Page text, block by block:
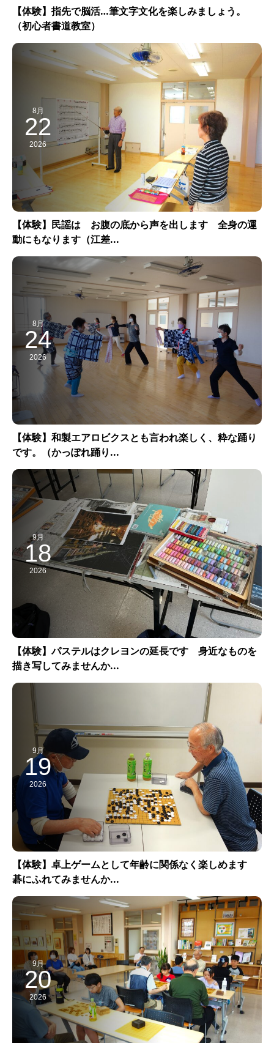
【体験】指先で脳活…筆文字文化を楽しみましょう。
（初心者書道教室）
8月
22
2026
【体験】民謡は お腹の底から声を出します 全身の運
動にもなります（江差...
8月
24
2026
【体験】和製エアロビクスとも言われ楽しく、粋な踊り
です。（かっぽれ踊り...
9月
18
2026
【体験】パステルはクレヨンの延長です 身近なものを
描き写してみませんか...
9月
19
2026
【体験】卓上ゲームとして年齢に関係なく楽しめます
碁にふれてみませんか...
9月
20
2026